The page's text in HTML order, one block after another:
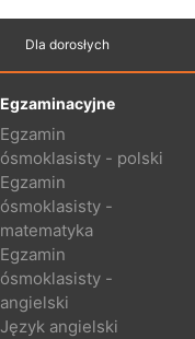
Egzaminacyjne
Egzamin
ósmoklasisty - polski
Egzamin
ósmoklasisty -
matematyka
Egzamin
ósmoklasisty -
angielski
Język angielski
Dla dorosłych